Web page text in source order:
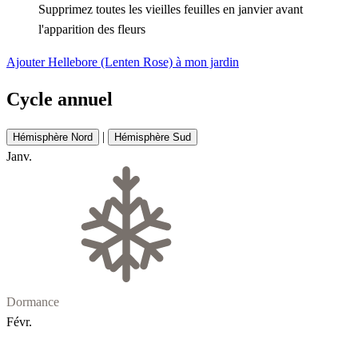
Supprimez toutes les vieilles feuilles en janvier avant
l'apparition des fleurs
Ajouter Hellebore (Lenten Rose) à mon jardin
Cycle annuel
Hémisphère Nord | Hémisphère Sud
Janv.
Dormance
Févr.